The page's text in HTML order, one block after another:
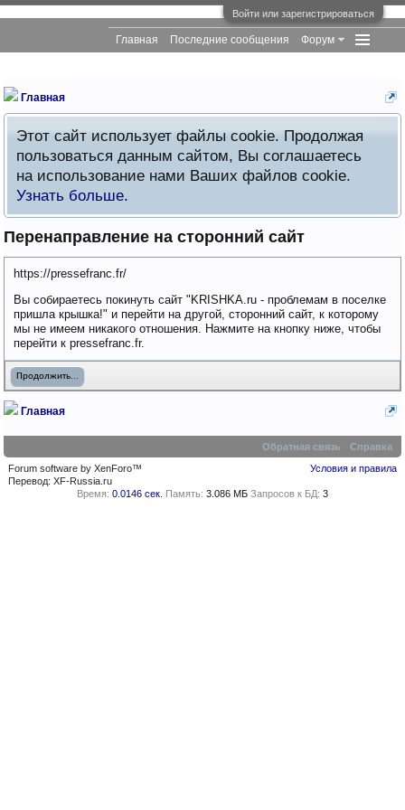
Войти или зарегистрироваться
Главная
Этот сайт использует файлы cookie. Продолжая
пользоваться данным сайтом, Вы соглашаетесь
на использование нами Ваших файлов cookie.
Узнать больше.
Перенаправление на сторонний сайт
https://pressefranc.fr/
Вы собираетесь покинуть сайт "KRISHKA.ru - проблемам в поселке
пришла крышка!" и перейти на другой, сторонний сайт, к которому
мы не имеем никакого отношения. Нажмите на кнопку ниже, чтобы
перейти к pressefranc.fr.
Продолжить...
Главная
Главная Последние сообщения Форум
Обратная связь
Справка
Условия и правила
Forum software by XenForo™
Перевод:XF-Russia.ru
Время: 0.0146 сек. Память: 3.086 МБ Запросов к БД: 3